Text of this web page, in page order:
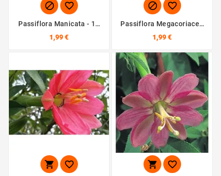
 
Passiflora Manicata - 10
Graines
1,99 €
 
Passiflora Megacoriacea
- 10 Graines
1,99 €
   